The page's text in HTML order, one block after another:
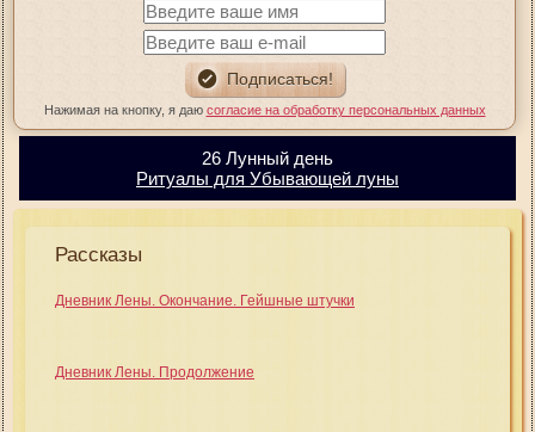
Нажимая на кнопку, я даю согласие на обработку персональных данных
26 Лунный день
Ритуалы для Убывающей луны
Рассказы
Дневник Лены. Окончание. Гейшные штучки
Дневник Лены. Продолжение